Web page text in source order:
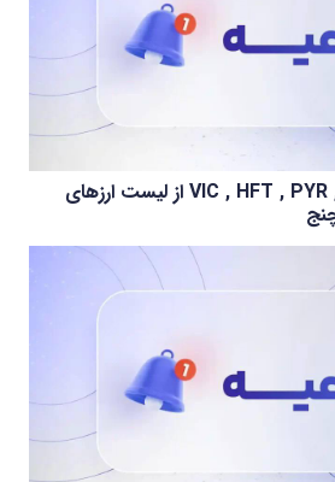
حذف ارزهای VIC , HFT , PYR , VANRY از لیست ارزهای